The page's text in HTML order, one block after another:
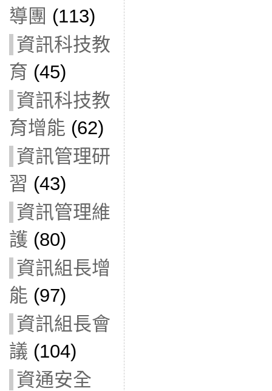
導團 (113)
資訊科技教
育 (45)
資訊科技教
育增能 (62)
資訊管理研
習 (43)
資訊管理維
護 (80)
資訊組長增
能 (97)
資訊組長會
議 (104)
資通安全